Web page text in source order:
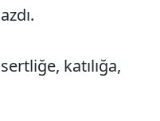
katılığa,